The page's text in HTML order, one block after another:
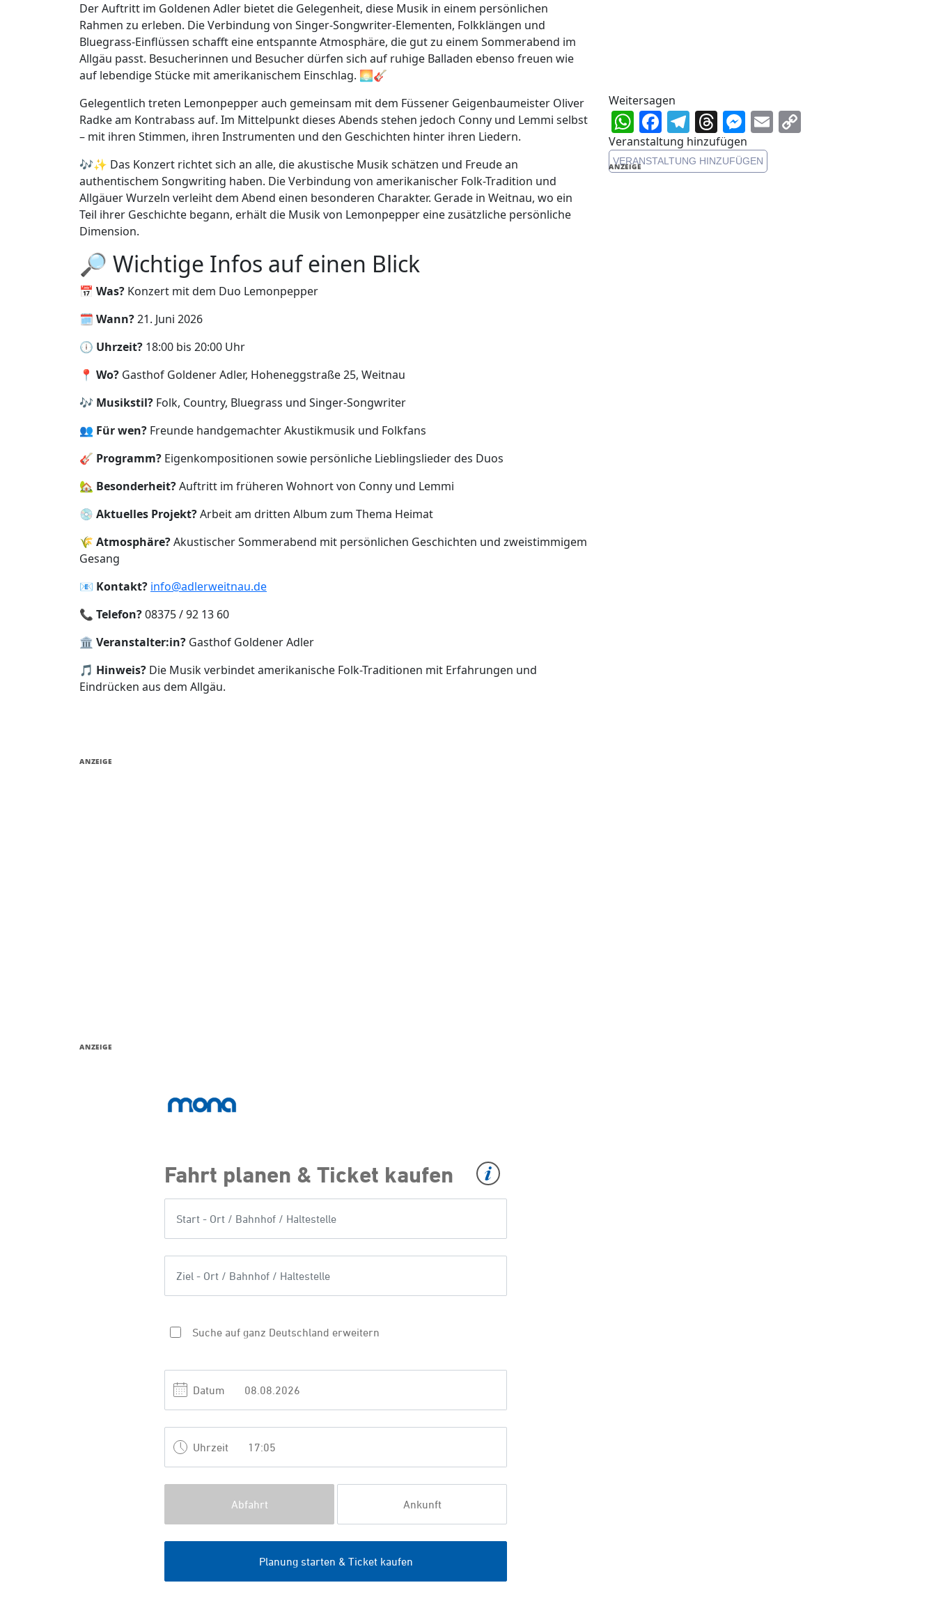
Der Auftritt im Goldenen Adler bietet die Gelegenheit, diese Musik in einem persönlichen
Rahmen zu erleben. Die Verbindung von Singer-Songwriter-Elementen, Folkklängen und
Bluegrass-Einflüssen schafft eine entspannte Atmosphäre, die gut zu einem Sommerabend im
Allgäu passt. Besucherinnen und Besucher dürfen sich auf ruhige Balladen ebenso freuen wie
auf lebendige Stücke mit amerikanischem Einschlag. 🌅🎸
Gelegentlich treten Lemonpepper auch gemeinsam mit dem Füssener Geigenbaumeister Oliver
Radke am Kontrabass auf. Im Mittelpunkt dieses Abends stehen jedoch Conny und Lemmi selbst
– mit ihren Stimmen, ihren Instrumenten und den Geschichten hinter ihren Liedern.
🎶✨ Das Konzert richtet sich an alle, die akustische Musik schätzen und Freude an
authentischem Songwriting haben. Die Verbindung von amerikanischer Folk-Tradition und
Allgäuer Wurzeln verleiht dem Abend einen besonderen Charakter. Gerade in Weitnau, wo ein
Teil ihrer Geschichte begann, erhält die Musik von Lemonpepper eine zusätzliche persönliche
Dimension.
🔎 Wichtige Infos auf einen Blick
📅 Was? Konzert mit dem Duo Lemonpepper
🗓️ Wann?21. Juni 2026
🕕 Uhrzeit? 18:00 bis 20:00 Uhr
📍 Wo? Gasthof Goldener Adler, Hoheneggstraße 25, Weitnau
🎶 Musikstil? Folk, Country, Bluegrass und Singer-Songwriter
👥 Für wen? Freunde handgemachter Akustikmusik und Folkfans
🎸 Programm? Eigenkompositionen sowie persönliche Lieblingslieder des Duos
🏡 Besonderheit?Auftritt im früheren Wohnort von Conny und Lemmi
💿 Aktuelles Projekt?Arbeit am dritten Album zum Thema Heimat
🌾 Atmosphäre?Akustischer Sommerabend mit persönlichen Geschichten und zweistimmigem
Gesang
📧 Kontakt? info@adlerweitnau.de
📞 Telefon?08375 / 92 13 60
🏛️ Veranstalter:in? Gasthof Goldener Adler
🎵 Hinweis? Die Musik verbindet amerikanische Folk-Traditionen mit Erfahrungen und
Eindrücken aus dem Allgäu.
ANZEIGE
ANZEIGE
Weitersagen
WhatsApp
Facebook
Telegram
Threads
Messenger
Email
Veranstaltung hinzufügen
VERANSTALTUNG HINZUFÜGEN
ANZEIGE